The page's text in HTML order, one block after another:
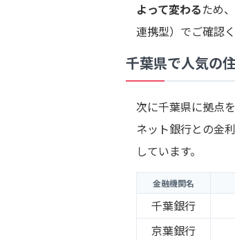
よって変わるため
連携型）でご確認く
千葉県で人気の
次に千葉県に拠点
ネット銀行との金
しています。
金融機関名
千葉銀行
京葉銀行